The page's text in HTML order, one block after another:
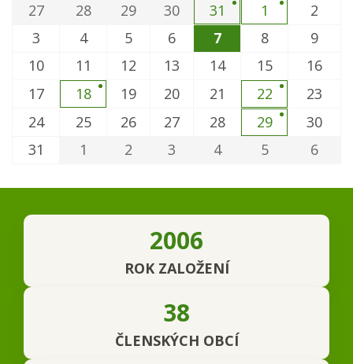
27
28 29 30 31 1
2
3
4 5 6 7 8
9
10
11 12 13 14 15
16
17
18 19 20 21 22
23
24
25 26 27 28 29
30
31
1 2 3 4 5 6
2006
ROK ZALOŽENÍ
38
ČLENSKÝCH OBCÍ